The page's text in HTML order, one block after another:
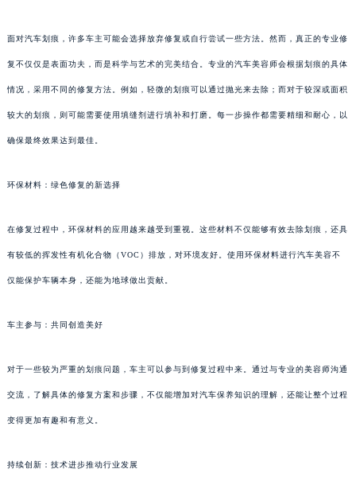
面对汽车划痕，许多车主可能会选择放弃修复或自行尝试一些方法。然而，真正的专业修
复不仅仅是表面功夫，而是科学与艺术的完美结合。专业的汽车美容师会根据划痕的具体
情况，采用不同的修复方法。例如，轻微的划痕可以通过抛光来去除；而对于较深或面积
较大的划痕，则可能需要使用填缝剂进行填补和打磨。每一步操作都需要精细和耐心，以
确保最终效果达到最佳。
环保材料：绿色修复的新选择
在修复过程中，环保材料的应用越来越受到重视。这些材料不仅能够有效去除划痕，还具
有较低的挥发性有机化合物（VOC）排放，对环境友好。使用环保材料进行汽车美容不
仅能保护车辆本身，还能为地球做出贡献。
车主参与：共同创造美好
对于一些较为严重的划痕问题，车主可以参与到修复过程中来。通过与专业的美容师沟通
交流，了解具体的修复方案和步骤，不仅能增加对汽车保养知识的理解，还能让整个过程
变得更加有趣和有意义。
持续创新：技术进步推动行业发展